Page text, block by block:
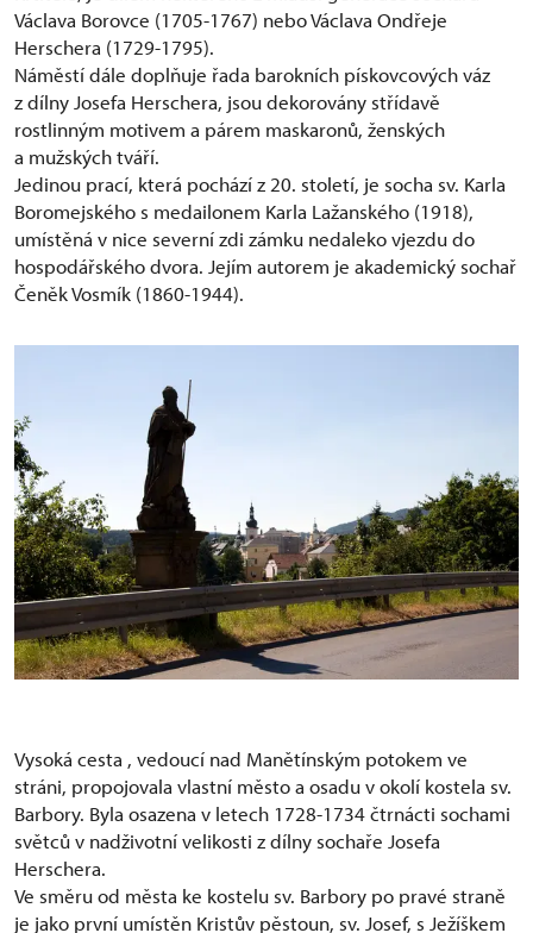
Václava Borovce (1705-1767) nebo Václava Ondřeje
Herschera (1729-1795).
Náměstí dále doplňuje řada barokních pískovcových váz
z dílny Josefa Herschera, jsou dekorovány střídavě
rostlinným motivem a párem maskaronů, ženských
a mužských tváří.
Jedinou prací, která pochází z 20. století, je socha sv. Karla
Boromejského s medailonem Karla Lažanského (1918),
umístěná v nice severní zdi zámku nedaleko vjezdu do
hospodářského dvora. Jejím autorem je akademický sochař
Čeněk Vosmík (1860-1944).
Vysoká cesta , vedoucí nad Manětínským potokem ve
stráni, propojovala vlastní město a osadu v okolí kostela sv.
Barbory. Byla osazena v letech 1728-1734 čtrnácti sochami
světců v nadživotní velikosti z dílny sochaře Josefa
Herschera.
Ve směru od města ke kostelu sv. Barbory po pravé straně
je jako první umístěn Kristův pěstoun, sv. Josef, s Ježíškem